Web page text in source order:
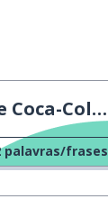
muito fria
palavras/frases